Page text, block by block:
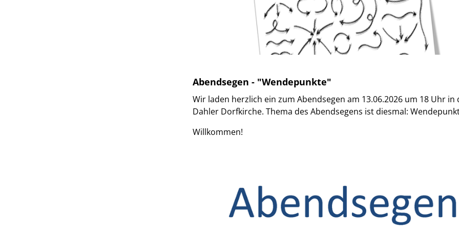
Abendsegen - "Wendepunkte"
Wir laden herzlich ein zum Abendsegen am 13.06.2026 um 18 Uhr in
Dahler Dorfkirche. Thema des Abendsegens ist diesmal:
Willkommen!